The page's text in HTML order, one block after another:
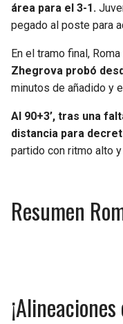
área para el 3-1.
pegado al poste para
En el tramo final,
Zhegrova probó
minutos de añadido y
Al 90+3’, tras una
distancia para
partido con ritmo alto
Resumen